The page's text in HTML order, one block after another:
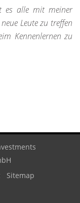
es alle mit meiner
Leute zu treffen
Kennenlernen zu
Sitemap